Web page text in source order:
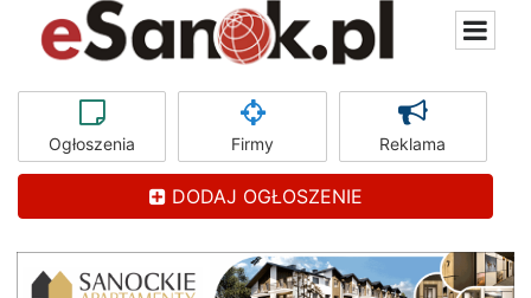
Ogłoszenia Firmy Reklama
DODAJ OGŁOSZENIE